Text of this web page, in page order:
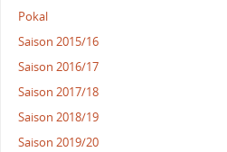
Pokal
Saison 2015/16
Saison 2016/17
Saison 2017/18
Saison 2018/19
Saison 2019/20